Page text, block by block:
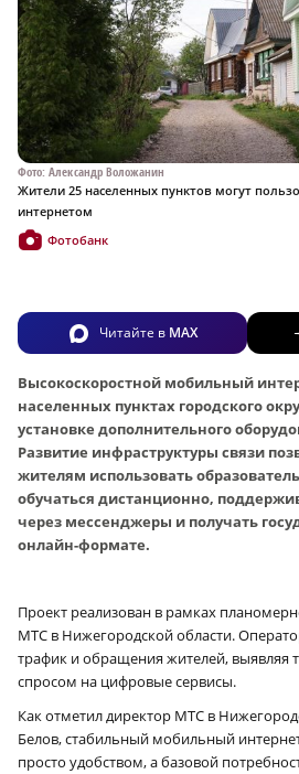
Фото: Александр Воложанин
Жители 25 населенных пунктов могут
интернетом
Фотобанк
Читайте в MAX
Высокоскоростной мобильный
населенных пунктах городского
установке дополнительного
Развитие инфраструктуры связи
жителям использовать
обучаться дистанционно,
через мессенджеры и получать
онлайн-формате.
Проект реализован в рамках
МТС в Нижегородской области.
трафик и обращения жителей, выявляя
спросом на цифровые сервисы.
Как отметил директор МТС в
Белов, стабильный мобильный
просто удобством, а базовой